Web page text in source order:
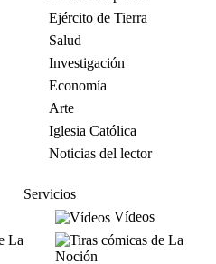
Ejército de Tierra
Salud
Investigación
Economía
Arte
Iglesia Católica
Noticias del lector
Servicios
Vídeos